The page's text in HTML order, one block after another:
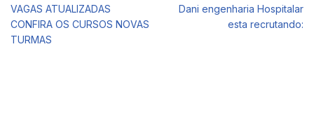
VAGAS ATUALIZADAS
CONFIRA OS CURSOS NOVAS
TURMAS
Dani engenharia Hospitalar
esta recrutando: